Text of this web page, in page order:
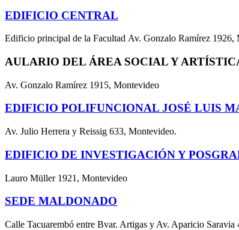
EDIFICIO CENTRAL
Edificio principal de la Facultad Av. Gonzalo Ramírez 1926,
AULARIO DEL ÁREA SOCIAL Y
Av. Gonzalo Ramírez 1915, Montevideo
EDIFICIO POLIFUNCIONAL JOSÉ LUIS
Av. Julio Herrera y Reissig 633, Montevideo.
EDIFICIO DE INVESTIGACIÓN Y
Lauro Müller 1921, Montevideo
SEDE MALDONADO
Calle Tacuarembó entre Bvar. Artigas y Av. Aparicio Saravia